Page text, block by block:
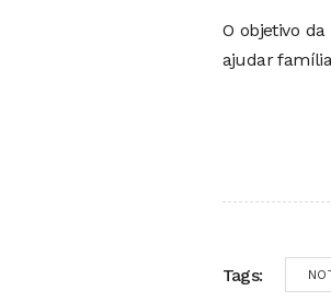
O objetivo
ajudar
Tags: